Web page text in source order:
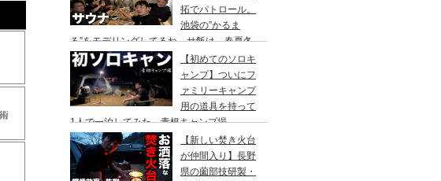
拓でパトロール。
池袋の”かるま
る”をモデリングしてるね。サ飯は、春夏冬
にて。
【初めてのソロキ
ャンプ】ついにフ
ァミリーキャンプ
用の道具を持って
1人で一泊してみた。青根キャンプ場
【新しい焚き火台
が仲間入り】長野
県の薗部技研製・